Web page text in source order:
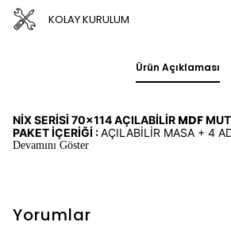
KOLAY KURULUM
Ürün Açıklaması
NİX SERİSİ 70x114 AÇILABİLİR MDF
PAKET İÇERİĞİ :AÇILABİLİR MASA + 4
Devamını Göster
Yorumlar